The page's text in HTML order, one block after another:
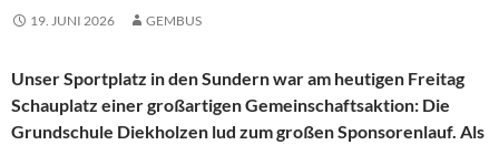
19. JUNI 2026 GEMBUS
Unser Sportplatz in den Sundern war am heutigen Freitag
Schauplatz einer großartigen Gemeinschaftsaktion: Die
Grundschule Diekholzen lud zum großen Sponsorenlauf. Als